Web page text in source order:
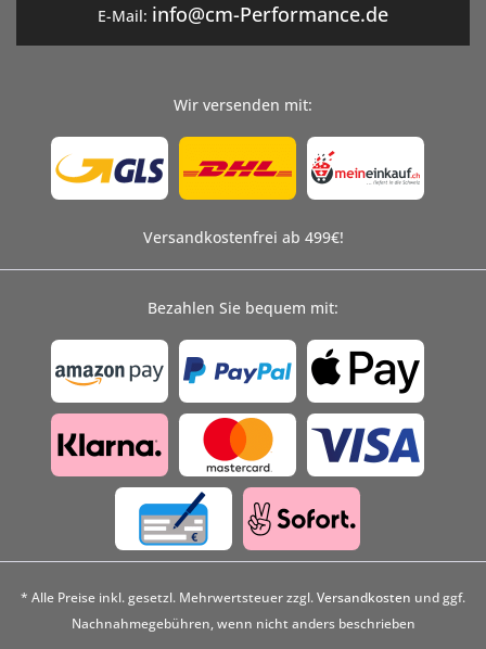
E-Mail: info@cm-Performance.de
Wir versenden mit:
Versandkostenfrei ab 499€!
Bezahlen Sie bequem mit:
* Alle Preise inkl. gesetzl. Mehrwertsteuer zzgl.Versandkosten und ggf.
Nachnahmegebühren, wenn nicht anders beschrieben